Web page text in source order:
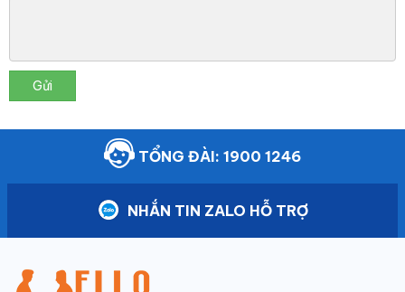
Gửi
TỔNG ĐÀI: 1900 1246
NHẮN TIN ZALO HỖ TRỢ